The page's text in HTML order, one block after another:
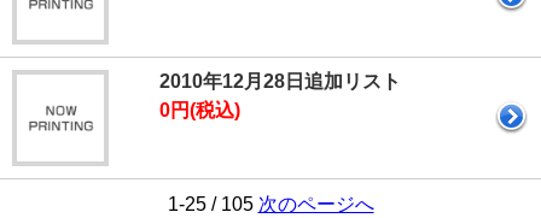
2010年12月28日追加リスト
0円(税込)
1-25 / 105 次のページへ